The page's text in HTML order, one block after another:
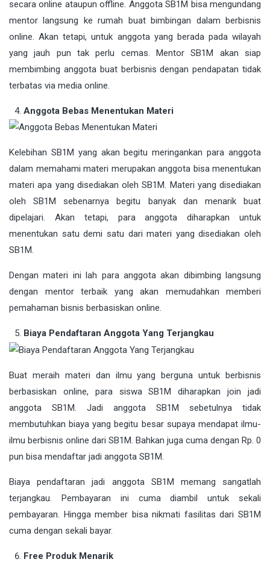
secara online ataupun offline. Anggota SB1M bisa mengundang
mentor langsung ke rumah buat bimbingan dalam berbisnis
online. Akan tetapi, untuk anggota yang berada pada wilayah
yang jauh pun tak perlu cemas. Mentor SB1M akan siap
membimbing anggota buat berbisnis dengan pendapatan tidak
terbatas via media online.
Anggota Bebas Menentukan Materi
Kelebihan SB1M yang akan begitu meringankan para anggota
dalam memahami materi merupakan anggota bisa menentukan
materi apa yang disediakan oleh SB1M. Materi yang disediakan
oleh SB1M sebenarnya begitu banyak dan menarik buat
dipelajari. Akan tetapi, para anggota diharapkan untuk
menentukan satu demi satu dari materi yang disediakan oleh
SB1M.
Dengan materi ini lah para anggota akan dibimbing langsung
dengan mentor terbaik yang akan memudahkan memberi
pemahaman bisnis berbasiskan online.
Biaya Pendaftaran Anggota Yang Terjangkau
Buat meraih materi dan ilmu yang berguna untuk berbisnis
berbasiskan online, para siswa SB1M diharapkan join jadi
anggota SB1M. Jadi anggota SB1M sebetulnya tidak
membutuhkan biaya yang begitu besar supaya mendapat ilmu-
ilmu berbisnis online dari SB1M. Bahkan juga cuma dengan Rp. 0
pun bisa mendaftar jadi anggota SB1M.
Biaya pendaftaran jadi anggota SB1M memang sangatlah
terjangkau. Pembayaran ini cuma diambil untuk sekali
pembayaran. Hingga member bisa nikmati fasilitas dari SB1M
cuma dengan sekali bayar.
Free Produk Menarik